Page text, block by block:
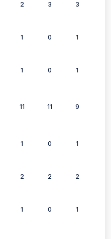
2 3 3
1 0 1
1 0 1
11 11 9
1 0 1
2 2 2
1 0 1